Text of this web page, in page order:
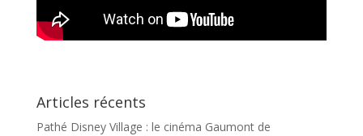
Articles récents
Pathé Disney Village : le cinéma Gaumont de